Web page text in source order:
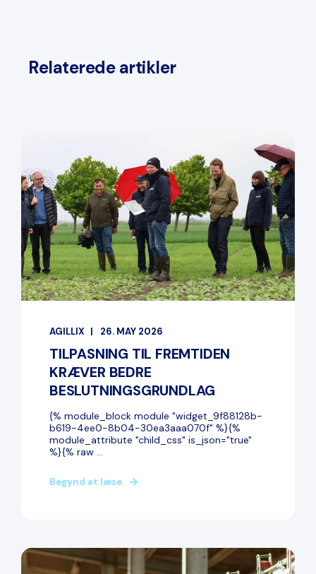
Relaterede artikler
AGILLIX 26. MAY 2026
TILPASNING TIL FREMTIDEN
KRÆVER BEDRE
BESLUTNINGSGRUNDLAG
{% module_block module "widget_9f88128b-
b619-4ee0-8b04-30ea3aaa070f" %}{%
module_attribute "child_css" is_json="true"
%}{% raw ...
Begynd at læse